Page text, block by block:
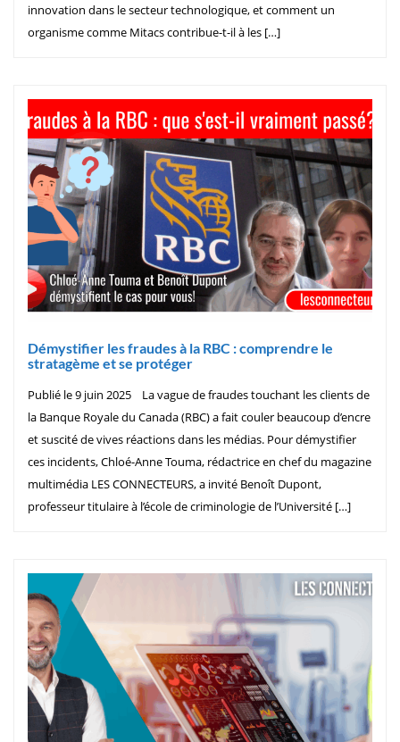
innovation dans le secteur technologique, et comment un
organisme comme Mitacs contribue-t-il à les […]
Démystifier les fraudes à la RBC : comprendre le
stratagème et se protéger
Publié le 9 juin 2025 La vague de fraudes touchant les clients de
la Banque Royale du Canada (RBC) a fait couler beaucoup d’encre
et suscité de vives réactions dans les médias. Pour démystifier
ces incidents, Chloé-Anne Touma, rédactrice en chef du magazine
multimédia LES CONNECTEURS, a invité Benoît Dupont,
professeur titulaire à l’école de criminologie de l’Université […]